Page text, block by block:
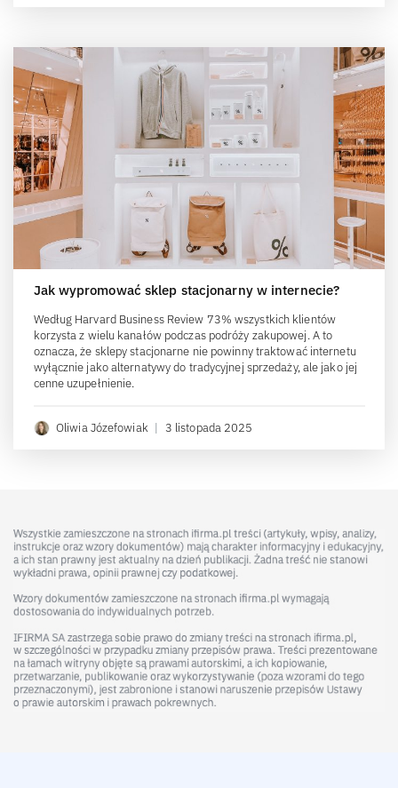
Jak wypromować sklep stacjonarny w internecie?
Według Harvard Business Review 73% wszystkich klientów
korzysta z wielu kanałów podczas podróży zakupowej. A to
oznacza, że sklepy stacjonarne nie powinny traktować internetu
wyłącznie jako alternatywy do tradycyjnej sprzedaży, ale jako jej
cenne uzupełnienie.
Oliwia Józefowiak | 3 listopada 2025